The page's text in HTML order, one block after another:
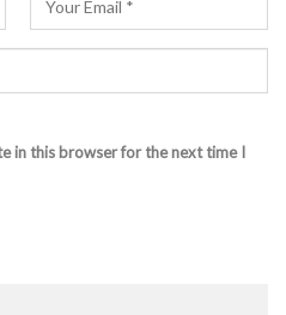
in this browser for the next time I